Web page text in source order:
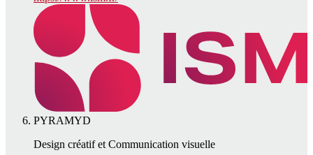
PYRAMYD
Design créatif et Communication visuelle